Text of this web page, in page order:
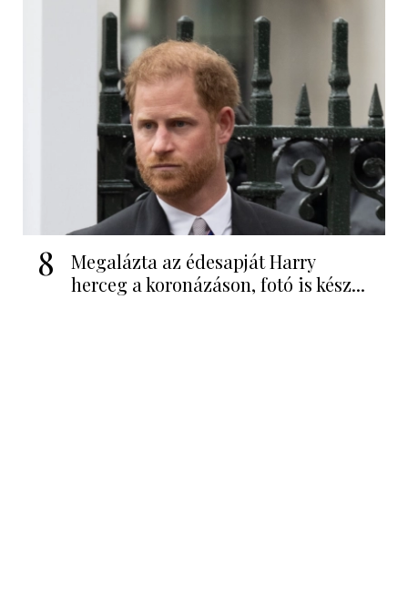
8
Megalázta az édesapját Harry
herceg a koronázáson, fotó is kész...